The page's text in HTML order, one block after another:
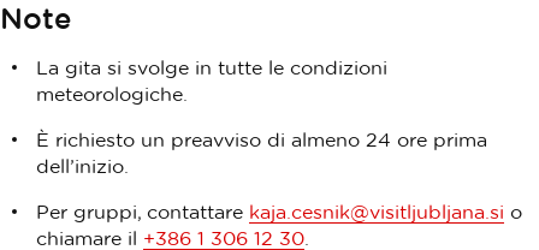
Note
La gita si svolge in tutte le condizioni
meteorologiche.
È richiesto un preavviso di almeno 24 ore prima
dell’inizio.
Per gruppi, contattare kaja.cesnik@visitljubljana.si o
chiamare il +386 1 306 12 30